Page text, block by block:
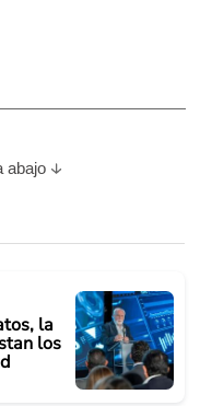
abajo
la
los